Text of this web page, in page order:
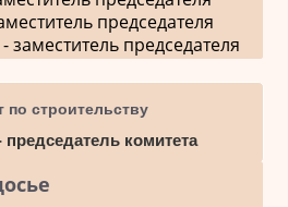
председателя
- заместитель председателя
по строительству
председатель комитета